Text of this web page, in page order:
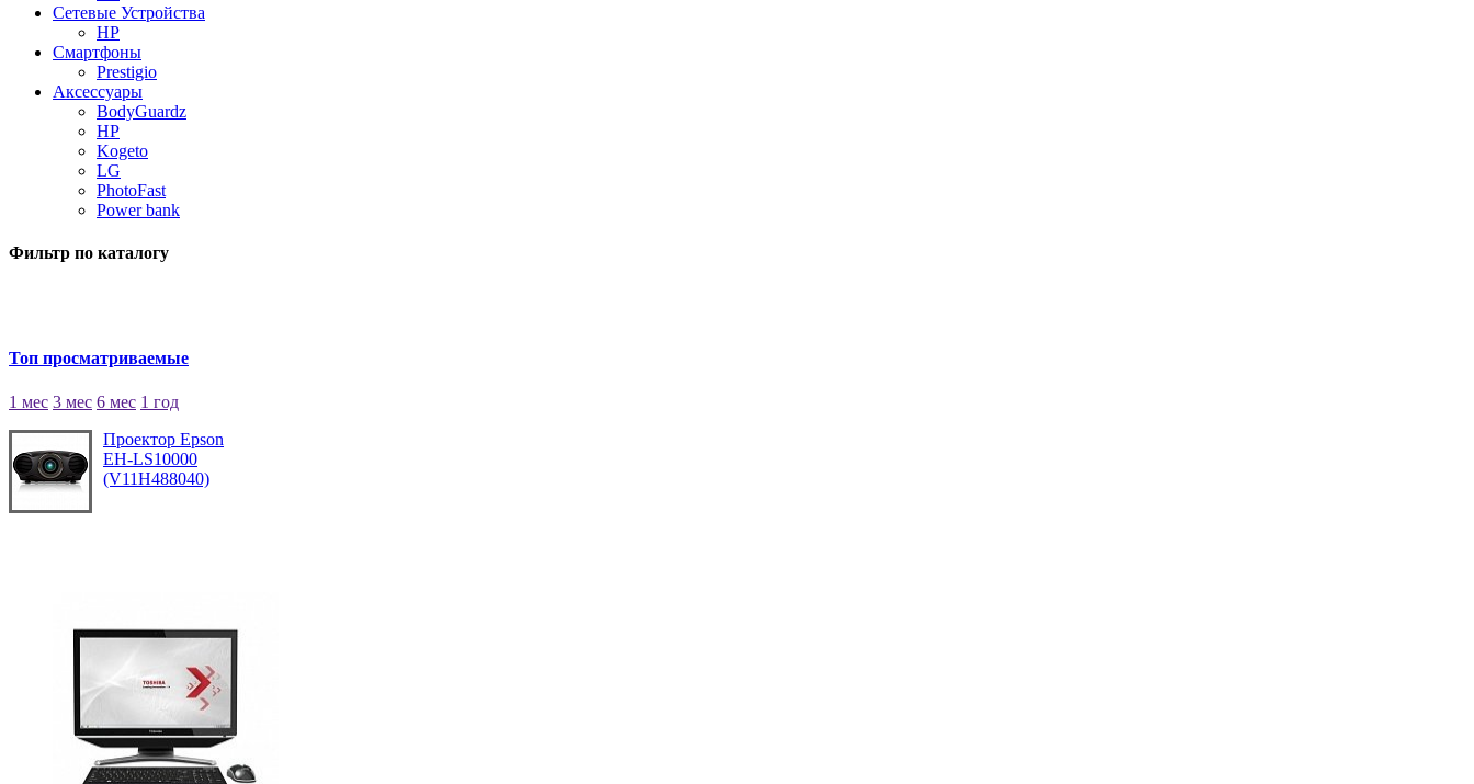
Сетевые Устройства
HP
Смартфоны
Prestigio
Аксессуары
BodyGuardz
HP
Kogeto
LG
PhotoFast
Power bank
Фильтр по каталогу
Топ просматриваемые
1 мес 3 мес 6 мес 1 год
Проектор Epson
EH-LS10000
(V11H488040)